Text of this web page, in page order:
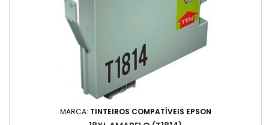
MARCA: TINTEIROS COMPATÍVEIS EPSON